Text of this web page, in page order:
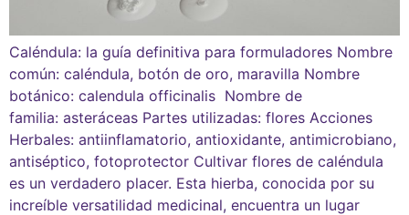
Caléndula: la guía definitiva para formuladores Nombre
común: caléndula, botón de oro, maravilla Nombre
botánico: calendula officinalis Nombre de
familia: asteráceas Partes utilizadas: flores Acciones
Herbales: antiinflamatorio, antioxidante, antimicrobiano,
antiséptico, fotoprotector Cultivar flores de caléndula
es un verdadero placer. Esta hierba, conocida por su
increíble versatilidad medicinal, encuentra un lugar